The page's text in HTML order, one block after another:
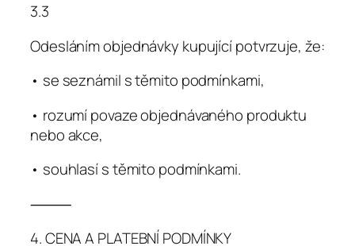
3.3
Odesláním objednávky kupující potvrzuje, že:
• se seznámil s těmito podmínkami,
• rozumí povaze objednávaného produktu
nebo akce,
• souhlasí s těmito podmínkami.
⸻
4. CENA A PLATEBNÍ PODMÍNKY